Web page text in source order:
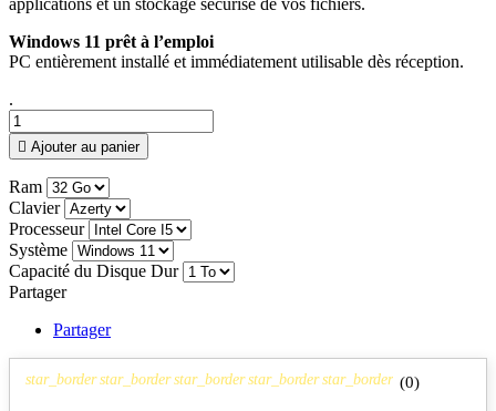
applications et un stockage sécurisé de vos fichiers.
Windows 11 prêt à l’emploi
PC entièrement installé et immédiatement utilisable dès réception.
.
 Ajouter au panier
Ram
Clavier
Processeur
Système
Capacité du Disque Dur
Partager
Partager
star_border star_border star_border star_border star_border (0)